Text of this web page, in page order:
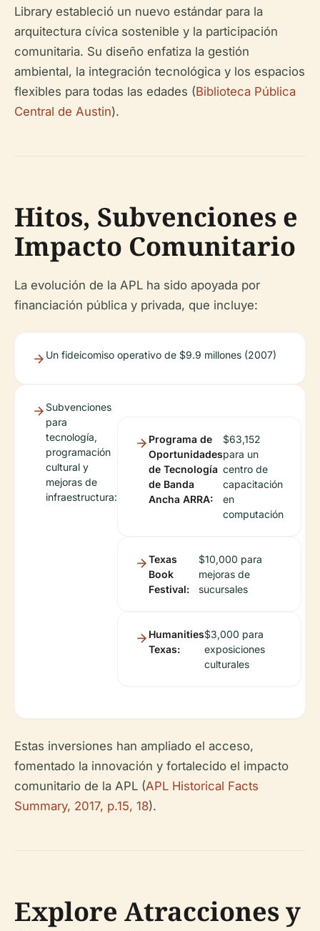
Library estableció un nuevo estándar para la
arquitectura cívica sostenible y la participación
comunitaria. Su diseño enfatiza la gestión
ambiental, la integración tecnológica y los espacios
flexibles para todas las edades (Biblioteca Pública
Central de Austin).
Hitos, Subvenciones e
Impacto Comunitario
La evolución de la APL ha sido apoyada por
financiación pública y privada, que incluye:
Un fideicomiso operativo de $9.9 millones (2007)
Subvenciones
para
tecnología,
programación
cultural y
mejoras de
infraestructura:
Programa de
Oportunidades
de Tecnología
de Banda
Ancha ARRA:
$63,152
para un
centro de
capacitación
en
computación
Texas
Book
Festival:
$10,000 para
mejoras de
sucursales
Humanities
Texas:
$3,000 para
exposiciones
culturales
Estas inversiones han ampliado el acceso,
fomentado la innovación y fortalecido el impacto
comunitario de la APL (APL Historical Facts
Summary, 2017, p.15, 18).
Explore Atracciones y